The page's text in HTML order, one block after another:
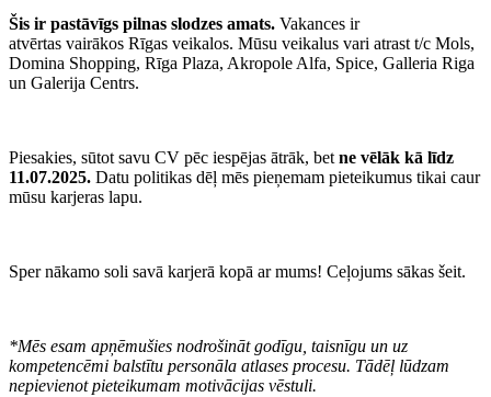
Šis ir pastāvīgs pilnas slodzes amats. Vakances ir
atvērtas vairākos Rīgas veikalos. Mūsu veikalus vari atrast t/c Mols,
Domina Shopping, Rīga Plaza, Akropole Alfa, Spice, Galleria Riga
un Galerija Centrs.
Piesakies, sūtot savu CV pēc iespējas ātrāk, bet ne vēlāk kā līdz
11.07.2025. Datu politikas dēļ mēs pieņemam pieteikumus tikai caur
mūsu karjeras lapu.
Sper nākamo soli savā karjerā kopā ar mums! Ceļojums sākas šeit.
*Mēs esam apņēmušies nodrošināt godīgu, taisnīgu un uz
kompetencēmi balstītu personāla atlases procesu. Tādēļ lūdzam
nepievienot pieteikumam motivācijas vēstuli.